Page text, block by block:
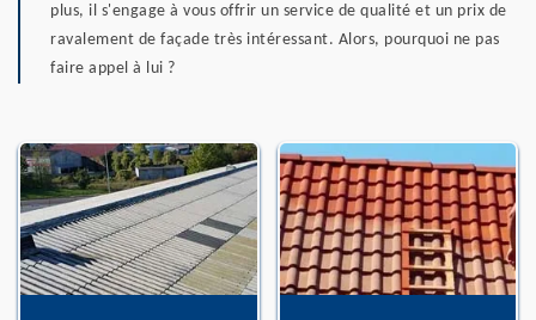
plus, il s'engage à vous offrir un service de qualité et un prix de
ravalement de façade très intéressant. Alors, pourquoi ne pas
faire appel à lui ?